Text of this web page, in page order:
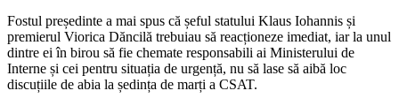
Fostul președinte a mai spus că șeful statului Klaus Iohannis și
premierul Viorica Dăncilă trebuiau să reacționeze imediat, iar la unul
dintre ei în birou să fie chemate responsabili ai Ministerului de
Interne și cei pentru situația de urgență, nu să lase să aibă loc
discuțiile de abia la ședința de marți a CSAT.